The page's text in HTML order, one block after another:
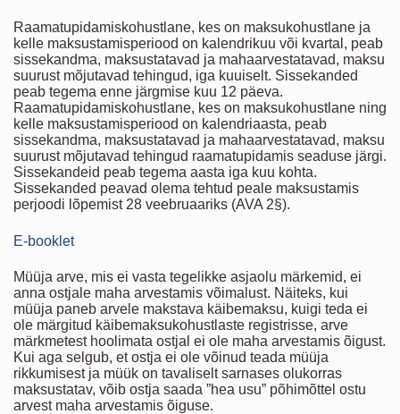
Raamatupidamiskohustlane, kes on maksukohustlane ja
kelle maksustamisperiood on kalendrikuu või kvartal, peab
sissekandma, maksustatavad ja mahaarvestatavad, maksu
suurust mõjutavad tehingud, iga kuuiselt. Sissekanded
peab tegema enne järgmise kuu 12 päeva.
Raamatupidamiskohustlane, kes on maksukohustlane ning
kelle maksustamisperiood on kalendriaasta, peab
sissekandma, maksustatavad ja mahaarvestatavad, maksu
suurust mõjutavad tehingud raamatupidamis seaduse järgi.
Sissekandeid peab tegema aasta iga kuu kohta.
Sissekanded peavad olema tehtud peale maksustamis
perjoodi lõpemist 28 veebruaariks (AVA 2§).
E-booklet
Müüja arve, mis ei vasta tegelikke asjaolu märkemid, ei
anna ostjale maha arvestamis võimalust. Näiteks, kui
müüja paneb arvele makstava käibemaksu, kuigi teda ei
ole märgitud käibemaksukohustlaste registrisse, arve
märkmetest hoolimata ostjal ei ole maha arvestamis õigust.
Kui aga selgub, et ostja ei ole võinud teada müüja
rikkumisest ja müük on tavaliselt sarnases olukorras
maksustatav, võib ostja saada ”hea usu” põhimõttel ostu
arvest maha arvestamis õiguse.